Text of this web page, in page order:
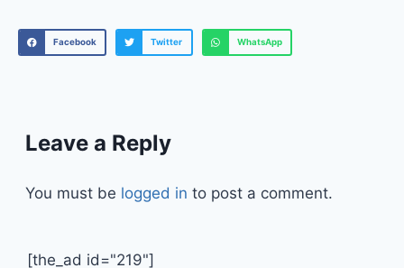
Facebook Twitter WhatsApp
Leave a Reply
You must be logged in to post a comment.
[the_ad id="219"]